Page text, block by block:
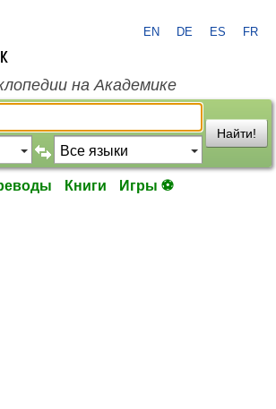
EN DE ES FR
на Академике
Найти!
Книги Игры ⚽